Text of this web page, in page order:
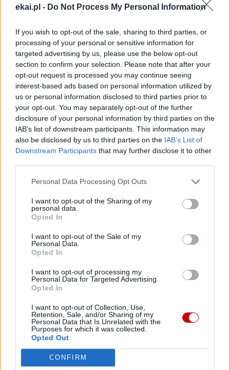
ekai.pl - Do Not Process My Personal Information
If you wish to opt-out of the sale, sharing to third parties, or
processing of your personal or sensitive information for
targeted advertising by us, please use the below opt-out
section to confirm your selection. Please note that after your
opt-out request is processed you may continue seeing
interest-based ads based on personal information utilized by
us or personal information disclosed to third parties prior to
your opt-out. You may separately opt-out of the further
disclosure of your personal information by third parties on the
IAB’s list of downstream participants. This information may
also be disclosed by us to third parties on the IAB’s List of
Downstream Participants that may further disclose it to other
Personal Data Processing Opt Outs
I want to opt-out of the Sharing of my
personal data.
Opted In
I want to opt-out of the Sale of my
Personal Data.
Opted In
I want to opt-out of processing my
Personal Data for Targeted Advertising.
Opted In
I want to opt-out of Collection, Use,
Retention, Sale, and/or Sharing of my
Personal Data that Is Unrelated with the
Purposes for which it was collected.
Opted Out
CONFIRM
Najnowsze
09 sierpnia 2026 | 10:06
9 sierpnia Kościół wspomina św. Teresę Benedyktę od Krzyża –
Edytę Stein
09 sierpnia 2026 | 07:36
35. rocznica męczeńskiej śmierci błogosławionych
franciszkanów z Pariacoto – o. Zbigniewa Strzałkowskiego i o.
Michała Tomaszka
Kard. Timothy Radcliffe na odpuście u gdańskich dominikanów
08 sierpnia 2026 | 21:11
45 Kielecka Piesza Pielgrzymka na Jasną Górę
Popularne